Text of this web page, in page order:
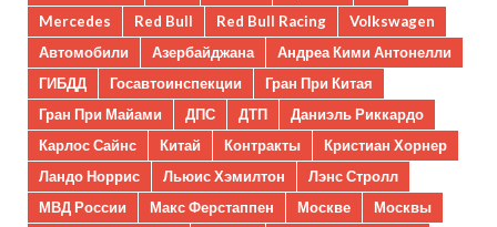
Mercedes
Red Bull Red Bull Racing
Volkswagen
Автомобили
Азербайджана
Андреа Кими Антонелли
ГИБДД
Госавтоинспекции
Гран При Китая
Гран При Майами
ДПС ДТП
Даниэль Риккардо
Карлос Сайнс
Китай Контракты
Кристиан Хорнер
Ландо Норрис
Льюис Хэмилтон
Лэнс Стролл
МВД России
Макс Ферстаппен Москве
Москвы